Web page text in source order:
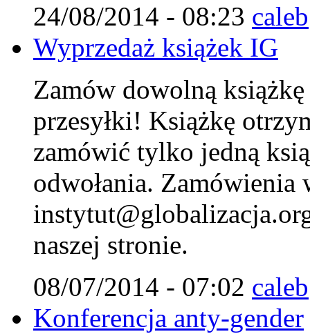
24/08/2014 - 08:23 caleb
Wyprzedaż książek IG
Zamów dowolną
przesyłki! Książkę
zamówić tylko jedną
odwołania. Zamówienia
naszej stronie.
08/07/2014 - 07:02 caleb
Konferencja anty-gender